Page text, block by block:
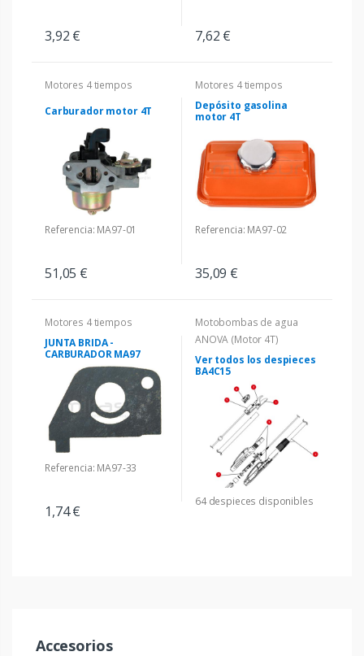
3,92 € 7,62 €
Motores 4 tiempos
Carburador motor 4T
Referencia: MA97-01
51,05 €
Motores 4 tiempos
Depósito gasolina
motor 4T
Referencia: MA97-02
35,09 €
Motores 4 tiempos
JUNTA BRIDA -
CARBURADOR MA97
Referencia: MA97-33
1,74 €
Motobombas de agua
ANOVA (Motor 4T)
Ver todos los despieces
BA4C15
64 despieces disponibles
Accesorios